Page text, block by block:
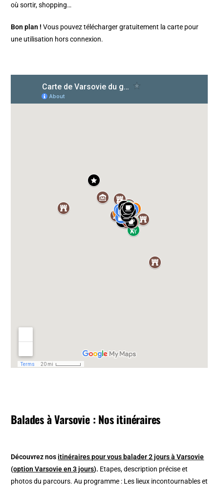
où sortir, shopping…
Bon plan !Vous pouvez télécharger gratuitement la carte pour
une utilisation hors connexion.
Balades à Varsovie : Nos itinéraires
Découvrez nos itinéraires pour vous balader 2 jours à Varsovie
(option Varsovie en 3 jours). Etapes, description précise et
photos du parcours. Au programme : Les lieux incontournables et